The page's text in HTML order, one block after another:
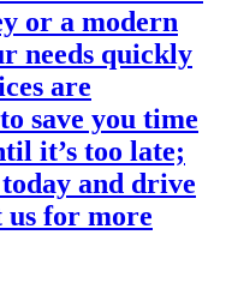
or a modern
needs quickly
are
save you time
it’s too late;
and drive
us for more